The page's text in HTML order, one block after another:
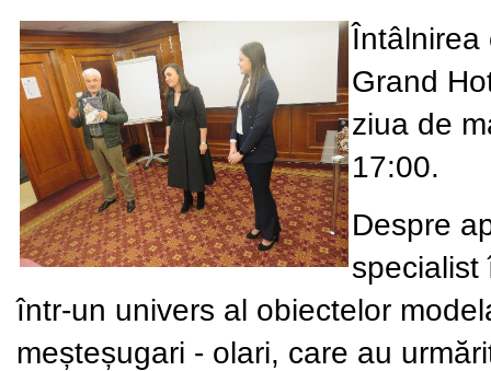
Întâlnirea
Grand
ziua de
17:00.
Despre
specialist
într-un univers al obiectelor
meșteșugari - olari, care au